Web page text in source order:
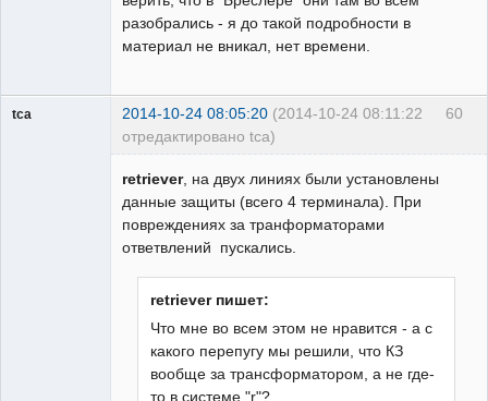
разобрались - я до такой подробности в
материал не вникал, нет времени.
60
tca 2014-10-24 08:05:20 (2014-10-24 08:11:22
отредактировано tca)
retriever, на двух линиях были установлены
данные защиты (всего 4 терминала). При
повреждениях за транформаторами
ответвлений пускались.
retriever пишет:
Что мне во всем этом не нравится - а с
какого перепугу мы решили, что КЗ
вообще за трансформатором, а не где-
то в системе "r"?